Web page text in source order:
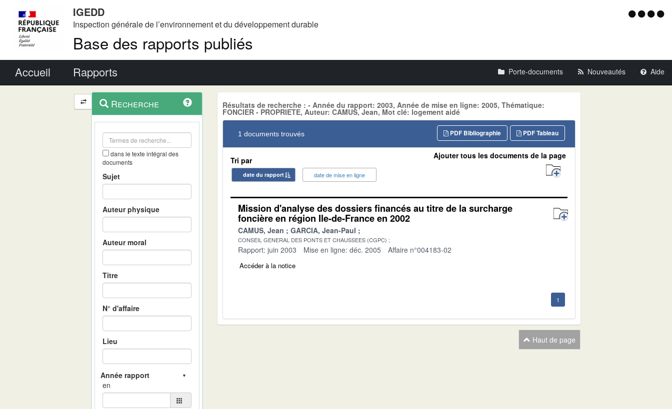
IGEDD
Inspection générale de l’environnement et du développement durable
Base des rapports publiés
Menu
Accueil Rapports Porte-documents Nouveautés Aide
Navigation
et
outils
contextuel
Recherche
dans le texte intégral des
documents
Sujet
Auteur physique
Auteur moral
Titre
N° d'affaire
Lieu
en
Résultats de recherche : - Année du rapport: 2003, Année de mise en ligne: 2005, Thématique:
FONCIER - PROPRIETE, Auteur: CAMUS, Jean, Mot clé: logement aidé
1 documents trouvés PDF Tableau
PDF Bibliographie
Tri par
date du rapport date de mise en ligne
Ajouter tous les documents de la page
Mission d'analyse des dossiers financés au titre de la surcharge
foncière en région Ile-de-France en 2002
CAMUS, Jean GARCIA, Jean-Paul
CONSEIL GENERAL DES PONTS ET CHAUSSEES (CGPC)
Rapport: juin 2003 Mise en ligne: déc. 2005 Affaire n°004183-02
Accéder à la notice
1
Haut de page